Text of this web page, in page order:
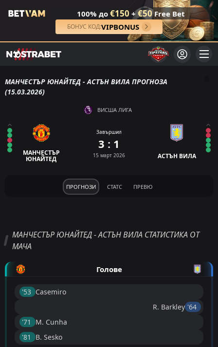
100% до €150 + €50Free Bet
БОНУС КОД:VIPBONUS
МАНЧЕСТЪР ЮНАЙТЕД - АСТЪН ВИЛА ПРОГНОЗА
(15.03.2026)
ВИСША ЛИГА
МАНЧЕСТЪР
ЮНАЙТЕД
Завършил
3 : 1
15 март 2026 АСТЪН ВИЛА
ПРОГНОЗИ СТАТС ПРЕВЮ
МАНЧЕСТЪР ЮНАЙТЕД - АСТЪН ВИЛА СТАТИСТИКА ОТ
МАЧА
Голове
'53 ︎ Casemiro
R. Barkley '64 ︎
'71 ︎
M. Cunha
'81 ︎
B. Sesko